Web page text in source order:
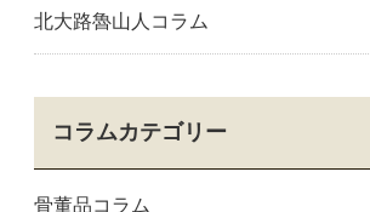
北大路魯山人コラム
コラムカテゴリー
骨董品コラム